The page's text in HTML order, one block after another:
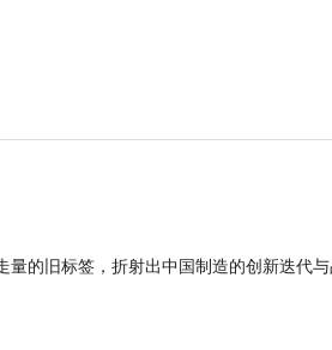
量的旧标签，折射出中国制造的创新迭代